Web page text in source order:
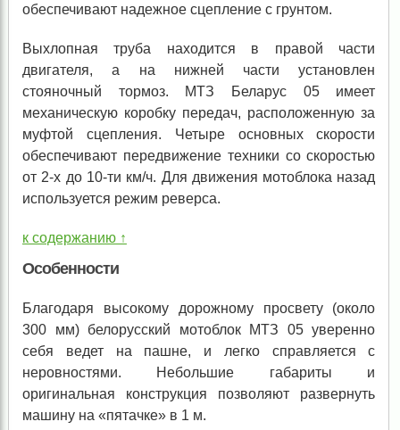
обеспечивают надежное сцепление с грунтом.
Выхлопная труба находится в правой части
двигателя, а на нижней части установлен
стояночный тормоз. МТЗ Беларус 05 имеет
механическую коробку передач, расположенную за
муфтой сцепления. Четыре основных скорости
обеспечивают передвижение техники со скоростью
от 2-х до 10-ти км/ч. Для движения мотоблока назад
используется режим реверса.
к содержанию ↑
Особенности
Благодаря высокому дорожному просвету (около
300 мм) белорусский мотоблок МТЗ 05 уверенно
себя ведет на пашне, и легко справляется с
неровностями. Небольшие габариты и
оригинальная конструкция позволяют развернуть
машину на «пятачке» в 1 м.